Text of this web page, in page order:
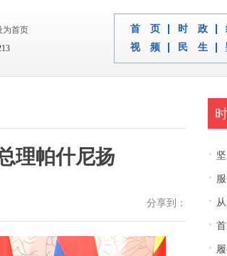
为首页
首 页 时 政
视 频
民 生
理帕什尼扬
分享到：
· 坚
·
·
·
·